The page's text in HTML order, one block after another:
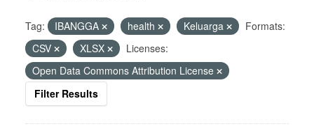
Tag: IBANGGA health Keluarga
Formats:
CSV
XLSX
Licenses:
Open Data Commons Attribution License
Filter Results